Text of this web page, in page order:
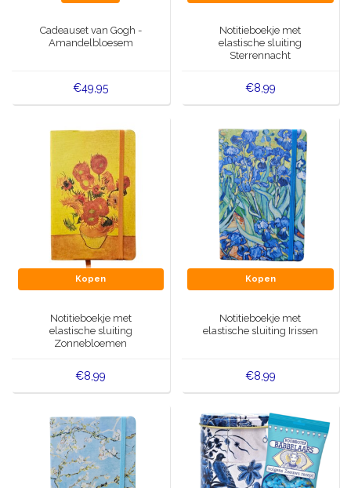
Cadeauset van Gogh -
Amandelbloesem
€49,95
Notitieboekje met
elastische sluiting
Sterrennacht
€8,99
Kopen
Notitieboekje met
elastische sluiting
Zonnebloemen
€8,99
Kopen
Notitieboekje met
elastische sluiting Irissen
€8,99